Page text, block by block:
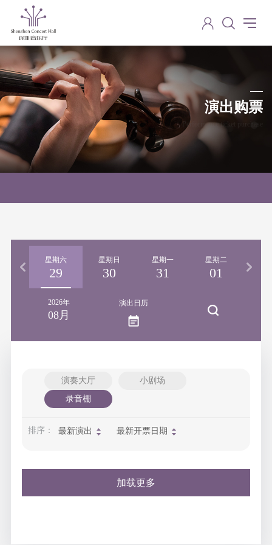
演出购票
Performance ticket purchase
星期六
29
星期日
30
星期一
31
星期二
01
2026年
08月
演出日历
演奏大厅
小剧场
录音棚
排序： 最新演出 最新开票日期
加载更多